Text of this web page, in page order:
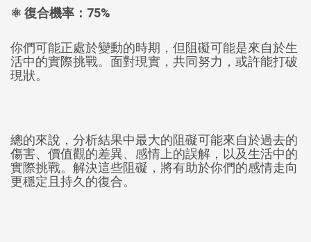
⚛️ 復合機率：75%
你們可能正處於變動的時期，但阻礙可能是來自於生
活中的實際挑戰。面對現實，共同努力，或許能打破
現狀。
總的來說，分析結果中最大的阻礙可能來自於過去的
傷害、價值觀的差異、感情上的誤解，以及生活中的
實際挑戰。解決這些阻礙，將有助於你們的感情走向
更穩定且持久的復合。